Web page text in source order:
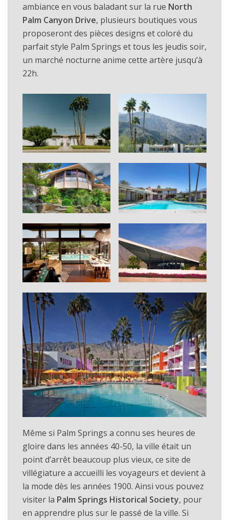
ambiance en vous baladant sur la rue North
Palm Canyon Drive, plusieurs boutiques vous
proposeront des pièces designs et coloré du
parfait style Palm Springs et tous les jeudis soir,
un marché nocturne anime cette artère jusqu’à
22h.
Même si Palm Springs a connu ses heures de
gloire dans les années 40-50, la ville était un
point d’arrêt beaucoup plus vieux, ce site de
villégiature a accueilli les voyageurs et devient à
la mode dès les années 1900. Ainsi vous pouvez
visiter la Palm Springs Historical Society, pour
en apprendre plus sur le passé de la ville. Si